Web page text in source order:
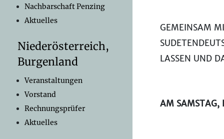
Nachbarschaft Penzing
Aktuelles
Niederösterreich,
Burgenland
Veranstaltungen
Vorstand
Rechnungsprüfer
Aktuelles
GEMEINSAM
LASSEN UND
AM SAMSTAG,